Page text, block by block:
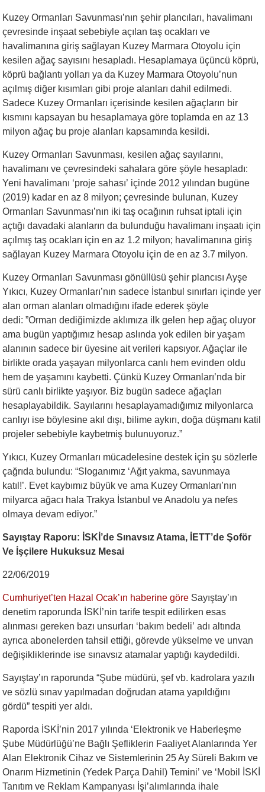
Kuzey Ormanları Savunması’nın şehir plancıları, havalimanı
çevresinde inşaat sebebiyle açılan taş ocakları ve
havalimanına giriş sağlayan Kuzey Marmara Otoyolu için
kesilen ağaç sayısını hesapladı. Hesaplamaya üçüncü köprü,
köprü bağlantı yolları ya da Kuzey Marmara Otoyolu’nun
açılmış diğer kısımları gibi proje alanları dahil edilmedi.
Sadece Kuzey Ormanları içerisinde kesilen ağaçların bir
kısmını kapsayan bu hesaplamaya göre toplamda en az 13
milyon ağaç bu proje alanları kapsamında kesildi.
Kuzey Ormanları Savunması, kesilen ağaç sayılarını,
havalimanı ve çevresindeki sahalara göre şöyle hesapladı:
Yeni havalimanı ‘proje sahası’ içinde 2012 yılından bugüne
(2019) kadar en az 8 milyon; çevresinde bulunan, Kuzey
Ormanları Savunması’nın iki taş ocağının ruhsat iptali için
açtığı davadaki alanların da bulunduğu havalimanı inşaatı için
açılmış taş ocakları için en az 1.2 milyon; havalimanına giriş
sağlayan Kuzey Marmara Otoyolu için de en az 3.7 milyon.
Kuzey Ormanları Savunması gönüllüsü şehir plancısı Ayşe
Yıkıcı, Kuzey Ormanları’nın sadece İstanbul sınırları içinde yer
alan orman alanları olmadığını ifade ederek şöyle
dedi: ”Orman dediğimizde aklımıza ilk gelen hep ağaç oluyor
ama bugün yaptığımız hesap aslında yok edilen bir yaşam
alanının sadece bir üyesine ait verileri kapsıyor. Ağaçlar ile
birlikte orada yaşayan milyonlarca canlı hem evinden oldu
hem de yaşamını kaybetti. Çünkü Kuzey Ormanları’nda bir
sürü canlı birlikte yaşıyor. Biz bugün sadece ağaçları
hesaplayabildik. Sayılarını hesaplayamadığımız milyonlarca
canlıyı ise böylesine akıl dışı, bilime aykırı, doğa düşmanı katil
projeler sebebiyle kaybetmiş bulunuyoruz.”
Yıkıcı, Kuzey Ormanları mücadelesine destek için şu sözlerle
çağrıda bulundu: “Sloganımız ‘Ağıt yakma, savunmaya
katıl!’. Evet kaybımız büyük ve ama Kuzey Ormanları’nın
milyarca ağacı hala Trakya İstanbul ve Anadolu ya nefes
olmaya devam ediyor.”
Sayıştay Raporu: İSKİ’de Sınavsız Atama, İETT’de Şoför
Ve İşçilere Hukuksuz Mesai
22/06/2019
Cumhuriyet’ten Hazal Ocak’ın haberine göre Sayıştay’ın
denetim raporunda İSKİ’nin tarife tespit edilirken esas
alınması gereken bazı unsurları ‘bakım bedeli’ adı altında
ayrıca abonelerden tahsil ettiği, görevde yükselme ve unvan
değişikliklerinde ise sınavsız atamalar yaptığı kaydedildi.
Sayıştay’ın raporunda “Şube müdürü, şef vb. kadrolara yazılı
ve sözlü sınav yapılmadan doğrudan atama yapıldığını
gördü” tespiti yer aldı.
Raporda İSKİ’nin 2017 yılında ‘Elektronik ve Haberleşme
Şube Müdürlüğü’ne Bağlı Şefliklerin Faaliyet Alanlarında Yer
Alan Elektronik Cihaz ve Sistemlerinin 25 Ay Süreli Bakım ve
Onarım Hizmetinin (Yedek Parça Dahil) Temini’ ve ‘Mobil İSKİ
Tanıtım ve Reklam Kampanyası İşi’alımlarında ihale